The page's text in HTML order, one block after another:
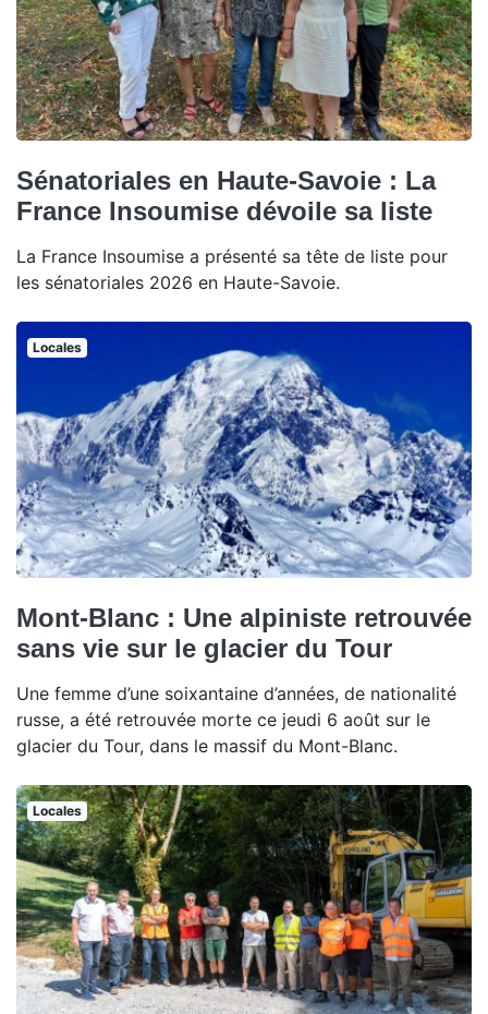
Sénatoriales en Haute-Savoie : La
France Insoumise dévoile sa liste
La France Insoumise a présenté sa tête de liste pour
les sénatoriales 2026 en Haute-Savoie.
Locales
Mont-Blanc : Une alpiniste retrouvée
sans vie sur le glacier du Tour
Une femme d’une soixantaine d’années, de nationalité
russe, a été retrouvée morte ce jeudi 6 août sur le
glacier du Tour, dans le massif du Mont-Blanc.
Locales